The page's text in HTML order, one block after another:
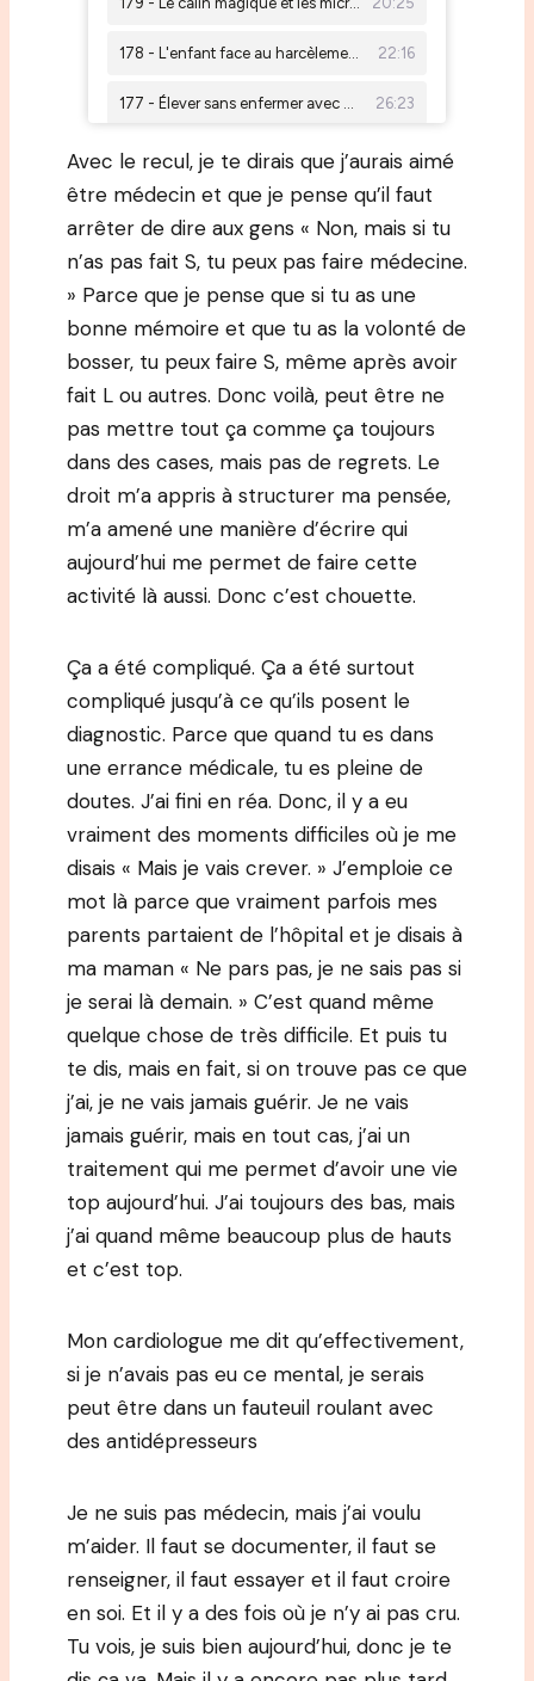
Avec le recul, je te dirais que j’aurais aimé
être médecin et que je pense qu’il faut
arrêter de dire aux gens « Non, mais si tu
n’as pas fait S, tu peux pas faire médecine.
» Parce que je pense que si tu as une
bonne mémoire et que tu as la volonté de
bosser, tu peux faire S, même après avoir
fait L ou autres. Donc voilà, peut être ne
pas mettre tout ça comme ça toujours
dans des cases, mais pas de regrets. Le
droit m’a appris à structurer ma pensée,
m’a amené une manière d’écrire qui
aujourd’hui me permet de faire cette
activité là aussi. Donc c’est chouette.
Ça a été compliqué. Ça a été surtout
compliqué jusqu’à ce qu’ils posent le
diagnostic. Parce que quand tu es dans
une errance médicale, tu es pleine de
doutes. J’ai fini en réa. Donc, il y a eu
vraiment des moments difficiles où je me
disais « Mais je vais crever. » J’emploie ce
mot là parce que vraiment parfois mes
parents partaient de l’hôpital et je disais à
ma maman « Ne pars pas, je ne sais pas si
je serai là demain. » C’est quand même
quelque chose de très difficile. Et puis tu
te dis, mais en fait, si on trouve pas ce que
j’ai, je ne vais jamais guérir. Je ne vais
jamais guérir, mais en tout cas, j’ai un
traitement qui me permet d’avoir une vie
top aujourd’hui. J’ai toujours des bas, mais
j’ai quand même beaucoup plus de hauts
et c’est top.
Mon cardiologue me dit qu’effectivement,
si je n’avais pas eu ce mental, je serais
peut être dans un fauteuil roulant avec
des antidépresseurs
Je ne suis pas médecin, mais j’ai voulu
m’aider. Il faut se documenter, il faut se
renseigner, il faut essayer et il faut croire
en soi. Et il y a des fois où je n’y ai pas cru.
Tu vois, je suis bien aujourd’hui, donc je te